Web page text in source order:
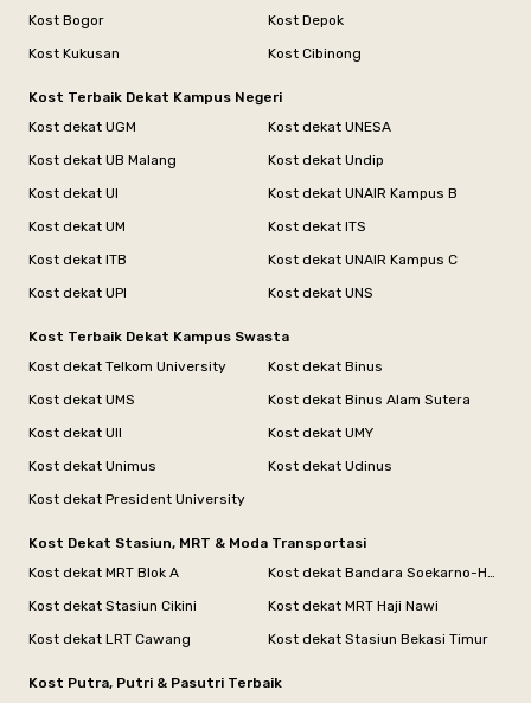
Kost Bogor
Kost Depok
Kost Kukusan
Kost Cibinong
Kost Terbaik Dekat Kampus Negeri
Kost dekat UGM
Kost dekat UNESA
Kost dekat UB Malang
Kost dekat Undip
Kost dekat UI
Kost dekat UNAIR Kampus B
Kost dekat UM
Kost dekat ITS
Kost dekat ITB
Kost dekat UNAIR Kampus C
Kost dekat UPI
Kost dekat UNS
Kost Terbaik Dekat Kampus Swasta
Kost dekat Telkom University
Kost dekat Binus
Kost dekat UMS
Kost dekat Binus Alam Sutera
Kost dekat UII
Kost dekat UMY
Kost dekat Unimus
Kost dekat Udinus
Kost dekat President University
Kost Dekat Stasiun, MRT & Moda Transportasi
Kost dekat MRT Blok A
Kost dekat Bandara Soekarno-Hatta
Kost dekat Stasiun Cikini
Kost dekat MRT Haji Nawi
Kost dekat LRT Cawang
Kost dekat Stasiun Bekasi Timur
Kost Putra, Putri & Pasutri Terbaik